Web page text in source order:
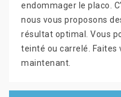
endommager le placo.
nous vous proposons
résultat optimal. Vous
teinté ou carrelé. Faites
maintenant.